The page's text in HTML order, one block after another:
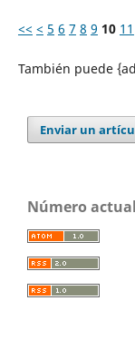
<< < 5 6 7 8 9 10 11
También puede
Enviar un
Número actual